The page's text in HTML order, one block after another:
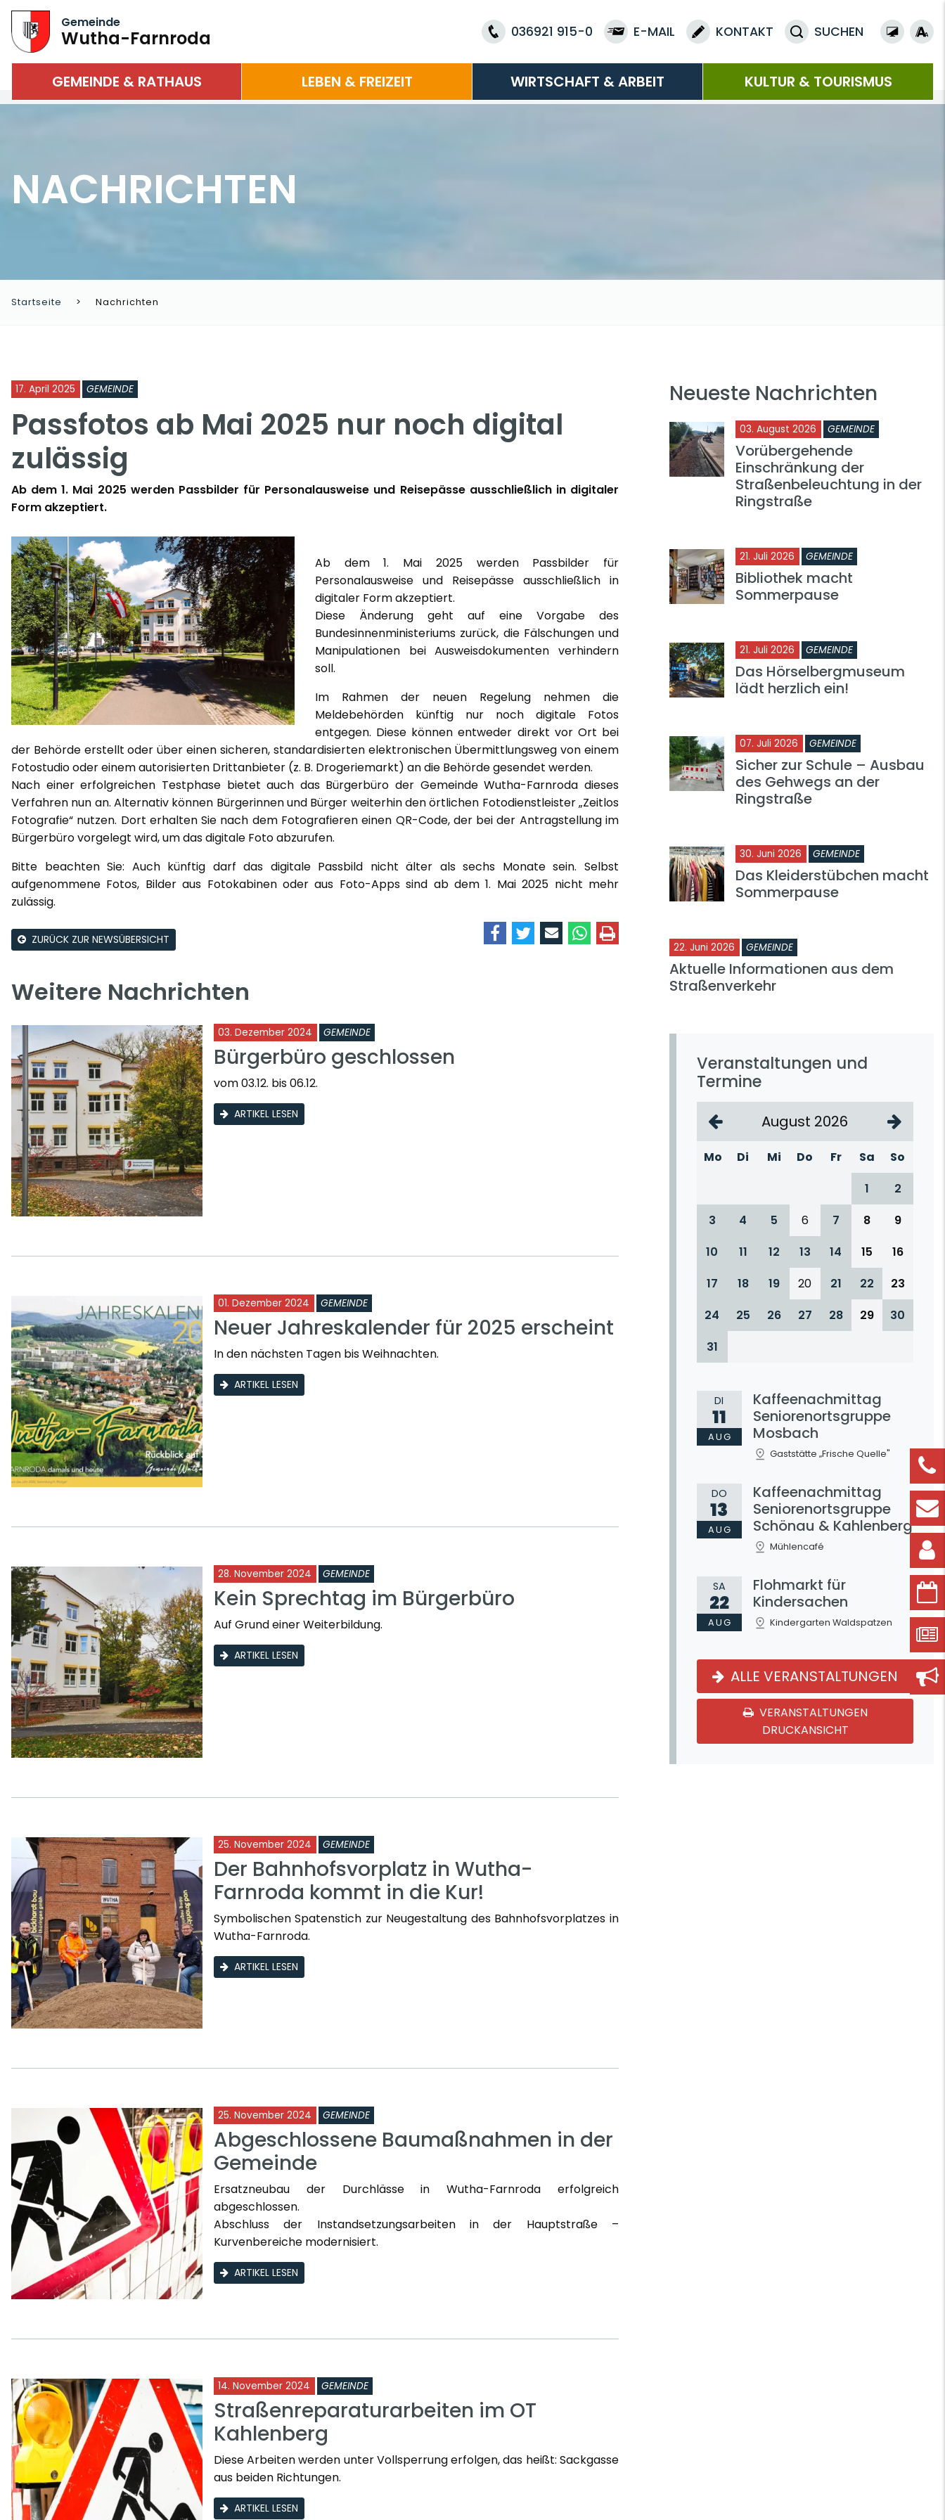
Gemeinde
Wutha-Farnroda 036921 915-0 E-MAIL KONTAKT SUCHEN
GEMEINDE & RATHAUS LEBEN & FREIZEIT WIRTSCHAFT & ARBEIT KULTUR & TOURISMUS
NACHRICHTEN
Startseite Nachrichten
17. April 2025 GEMEINDE
Passfotos ab Mai 2025 nur noch digital
zulässig
Ab dem 1. Mai 2025 werden Passbilder für Personalausweise und Reisepässe ausschließlich in digitaler
Form akzeptiert.
Ab dem 1. Mai 2025 werden Passbilder für
Personalausweise und Reisepässe ausschließlich in
digitaler Form akzeptiert.
Diese Änderung geht auf eine Vorgabe des
Bundesinnenministeriums zurück, die Fälschungen und
Manipulationen bei Ausweisdokumenten verhindern
soll.
Im Rahmen der neuen Regelung nehmen die
Meldebehörden künftig nur noch digitale Fotos
entgegen. Diese können entweder direkt vor Ort bei
der Behörde erstellt oder über einen sicheren, standardisierten elektronischen Übermittlungsweg von einem
Fotostudio oder einem autorisierten Drittanbieter (z. B. Drogeriemarkt) an die Behörde gesendet werden.
Nach einer erfolgreichen Testphase bietet auch das Bürgerbüro der Gemeinde Wutha-Farnroda dieses
Verfahren nun an. Alternativ können Bürgerinnen und Bürger weiterhin den örtlichen Fotodienstleister „Zeitlos
Fotografie“ nutzen. Dort erhalten Sie nach dem Fotografieren einen QR-Code, der bei der Antragstellung im
Bürgerbüro vorgelegt wird, um das digitale Foto abzurufen.
Bitte beachten Sie: Auch künftig darf das digitale Passbild nicht älter als sechs Monate sein. Selbst
aufgenommene Fotos, Bilder aus Fotokabinen oder aus Foto-Apps sind ab dem 1. Mai 2025 nicht mehr
zulässig.
ZURÜCK ZUR NEWSÜBERSICHT
Weitere Nachrichten
03. Dezember 2024 GEMEINDE
Bürgerbüro geschlossen
vom 03.12. bis 06.12.
ARTIKEL LESEN
01. Dezember 2024 GEMEINDE
Neuer Jahreskalender für 2025 erscheint
In den nächsten Tagen bis Weihnachten.
ARTIKEL LESEN
28. November 2024 GEMEINDE
Kein Sprechtag im Bürgerbüro
Auf Grund einer Weiterbildung.
ARTIKEL LESEN
25. November 2024 GEMEINDE
Der Bahnhofsvorplatz in Wutha-
Farnroda kommt in die Kur!
Symbolischen Spatenstich zur Neugestaltung des Bahnhofsvorplatzes in
Wutha-Farnroda.
ARTIKEL LESEN
25. November 2024 GEMEINDE
Abgeschlossene Baumaßnahmen in der
Gemeinde
Ersatzneubau der Durchlässe in Wutha-Farnroda erfolgreich
abgeschlossen.
Abschluss der Instandsetzungsarbeiten in der Hauptstraße –
Kurvenbereiche modernisiert.
ARTIKEL LESEN
14. November 2024 GEMEINDE
Straßenreparaturarbeiten im OT
Kahlenberg
Diese Arbeiten werden unter Vollsperrung erfolgen, das heißt: Sackgasse
aus beiden Richtungen.
ARTIKEL LESEN
Neueste Nachrichten
03. August 2026 GEMEINDE
Vorübergehende
Einschränkung der
Straßenbeleuchtung in der
Ringstraße
21. Juli 2026 GEMEINDE
Bibliothek macht
Sommerpause
21. Juli 2026 GEMEINDE
Das Hörselbergmuseum
lädt herzlich ein!
07. Juli 2026 GEMEINDE
Sicher zur Schule – Ausbau
des Gehwegs an der
Ringstraße
30. Juni 2026 GEMEINDE
Das Kleiderstübchen macht
Sommerpause
22. Juni 2026 GEMEINDE
Aktuelle Informationen aus dem
Straßenverkehr
Veranstaltungen und
Termine
August 2026
Mo Di Mi Do Fr Sa
So
1
2
3
4 5 6 7 8
9
10
11 12 13 14 15
16
17
18 19 20 21 22
23
24
25 26 27 28 29
30
31
DI
11
AUG
Kaffeenachmittag
Seniorenortsgruppe
Mosbach
Gaststätte „Frische Quelle"
DO
13
AUG
Kaffeenachmittag
Seniorenortsgruppe
Schönau & Kahlenberg
Mühlencafé
SA
22
AUG
Flohmarkt für
Kindersachen
Kindergarten Waldspatzen
ALLE VERANSTALTUNGEN
VERANSTALTUNGEN
DRUCKANSICHT